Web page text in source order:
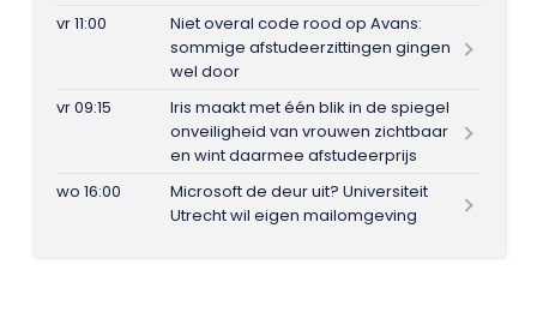
vr 11:00
Niet overal code rood op Avans:
sommige afstudeerzittingen gingen
wel door
vr 09:15
Iris maakt met één blik in de spiegel
onveiligheid van vrouwen zichtbaar
en wint daarmee afstudeerprijs
wo 16:00
Microsoft de deur uit? Universiteit
Utrecht wil eigen mailomgeving